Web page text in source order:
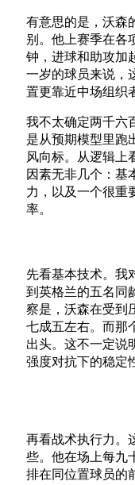
有意思的是，沃森
别。他上赛季在各
钟，进球和助攻加
一岁的球员来说，
置更靠近中场组织
我不太确定两千六
是从预期模型里跑
风向标。从逻辑上
因素无非几个：基
力，以及一个很
率。
先看基本技术。我
到英格兰的五名同
察是，沃森在受到
七成五左右。而那
出头。这不一定说
强度对抗下的稳定
再看战术执行力。
些。他在场上每九
排在同位置球员的